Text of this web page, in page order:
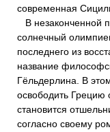
современная
В незаконченной
солнечный
последнего из
название
Гёльдерлина. В
освободить Грецию
становится
согласно своему